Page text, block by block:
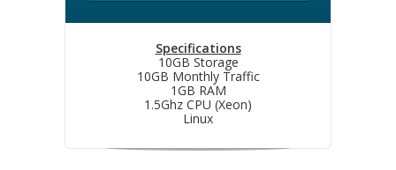
Specifications
10GB Storage
10GB Monthly Traffic
1GB RAM
1.5Ghz CPU (Xeon)
Linux